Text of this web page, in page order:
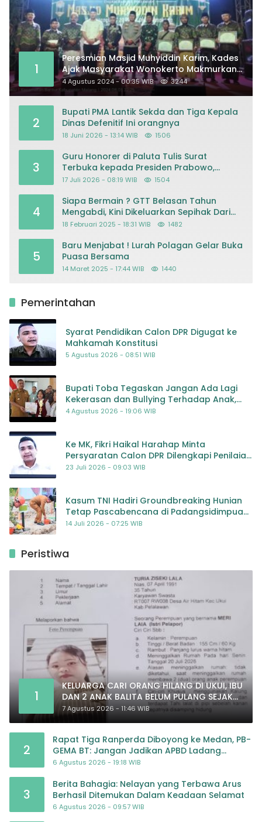
1
Peresmian Masjid Muhyiddin Karim, Kades
Ajak Masyarakat Wonokerto Makmurkan
Masjid
4 Agustus 2024 - 00:35 WIB 3244
2
Bupati PMA Lantik Sekda dan Tiga Kepala
Dinas Defenitif Ini orangnya
18 Juni 2026 - 13:14 WIB 1506
3
Guru Honorer di Paluta Tulis Surat
Terbuka kepada Presiden Prabowo,
Mohon Keadilan atas Dugaan
17 Juli 2026 - 08:19 WIB 1504
4
Siapa Bermain ? GTT Belasan Tahun
Mengabdi, Kini Dikeluarkan Sepihak Dari
Dapodik
18 Februari 2025 - 18:31 WIB 1482
5
Baru Menjabat ! Lurah Polagan Gelar Buka
Puasa Bersama
14 Maret 2025 - 17:44 WIB 1440
Pemerintahan
Syarat Pendidikan Calon DPR Digugat ke
Mahkamah Konstitusi
5 Agustus 2026 - 08:51 WIB
Bupati Toba Tegaskan Jangan Ada Lagi
Kekerasan dan Bullying Terhadap Anak,
Dorong Kolaborasi Seluruh Pihak
4 Agustus 2026 - 19:06 WIB
Ke MK, Fikri Haikal Harahap Minta
Persyaratan Calon DPR Dilengkapi Penilaian
Kompetensi
23 Juli 2026 - 09:03 WIB
Kasum TNI Hadiri Groundbreaking Hunian
Tetap Pascabencana di Padangsidimpuan,
Harapan Baru bagi Penyintas
14 Juli 2026 - 07:25 WIB
Peristiwa
1
KELUARGA CARI ORANG HILANG DI UKUI, IBU
DAN 2 ANAK BALITA BELUM PULANG SEJAK
20 JULI 2026
7 Agustus 2026 - 11:46 WIB
2
Rapat Tiga Ranperda Diboyong ke Medan, PB-
GEMA BT: Jangan Jadikan APBD Ladang
Pembiayaan yang Tak Perlu
6 Agustus 2026 - 19:18 WIB
3
Berita Bahagia: Nelayan yang Terbawa Arus
Berhasil Ditemukan Dalam Keadaan Selamat
6 Agustus 2026 - 09:57 WIB